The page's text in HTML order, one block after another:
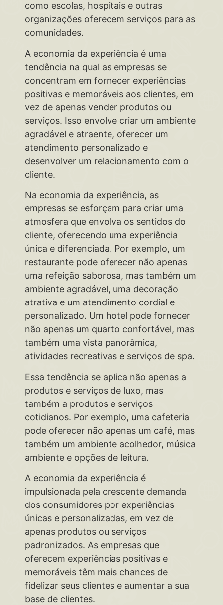
como escolas, hospitais e outras
organizações oferecem serviços para as
comunidades.
A economia da experiência é uma
tendência na qual as empresas se
concentram em fornecer experiências
positivas e memoráveis aos clientes, em
vez de apenas vender produtos ou
serviços. Isso envolve criar um ambiente
agradável e atraente, oferecer um
atendimento personalizado e
desenvolver um relacionamento com o
cliente.
Na economia da experiência, as
empresas se esforçam para criar uma
atmosfera que envolva os sentidos do
cliente, oferecendo uma experiência
única e diferenciada. Por exemplo, um
restaurante pode oferecer não apenas
uma refeição saborosa, mas também um
ambiente agradável, uma decoração
atrativa e um atendimento cordial e
personalizado. Um hotel pode fornecer
não apenas um quarto confortável, mas
também uma vista panorâmica,
atividades recreativas e serviços de spa.
Essa tendência se aplica não apenas a
produtos e serviços de luxo, mas
também a produtos e serviços
cotidianos. Por exemplo, uma cafeteria
pode oferecer não apenas um café, mas
também um ambiente acolhedor, música
ambiente e opções de leitura.
A economia da experiência é
impulsionada pela crescente demanda
dos consumidores por experiências
únicas e personalizadas, em vez de
apenas produtos ou serviços
padronizados. As empresas que
oferecem experiências positivas e
memoráveis têm mais chances de
fidelizar seus clientes e aumentar a sua
base de clientes.